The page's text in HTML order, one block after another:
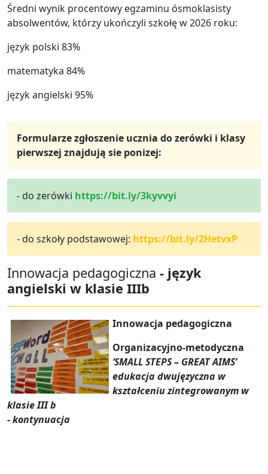
Średni wynik procentowy egzaminu ósmoklasisty
absolwentów, którzy ukończyli szkołę w 2026 roku:
język polski 83%
matematyka 84%
język angielski 95%
Formularze zgłoszenie ucznia do zerówki i klasy
pierwszej znajdują sie ponizej:
- do zerówki https://bit.ly/3kyvvyi
- do szkoły podstawowej: https://bit.ly/2HetvxP
Innowacja pedagogiczna - język
angielski w klasie IIIb
Innowacja pedagogiczna
Organizacyjno-metodyczna
‘SMALL STEPS – GREAT AIMS’
edukacja dwujęzyczna w
kształceniu zintegrowanym w
klasie III b
- kontynuacja